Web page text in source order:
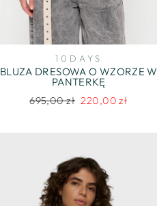
10DAYS
BLUZA DRESOWA O WZORZE W
PANTERKĘ
Regularna
695,00 zł Cena
220,00 zł